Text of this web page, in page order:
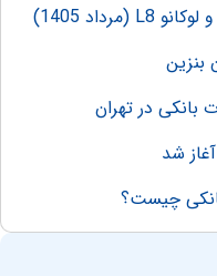
بنزین
بانکی در تهران
شد
چیست؟